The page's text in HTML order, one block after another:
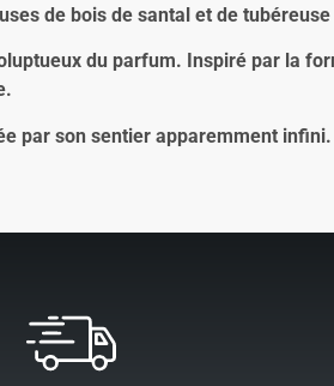
de bois de santal et de
du parfum. Inspiré par la
par son sentier apparemment infini.